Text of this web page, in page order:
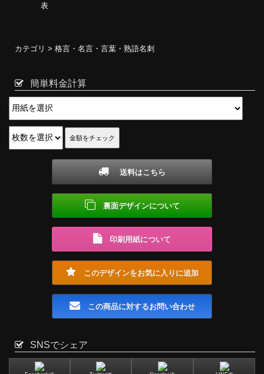
表
カテゴリ > 格言・名言・言葉・熟語名刺
簡単料金計算
送料はこちら
裏面デザインについて
印刷用紙について
このデザインをお気に入りに追加
この商品に対するお問い合わせ
SNSでシェア